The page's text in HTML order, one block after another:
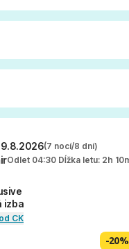
(7 nocí/8 dní)
Odlet 04:30 Dĺžka letu: 2h
izba
CK
-20%